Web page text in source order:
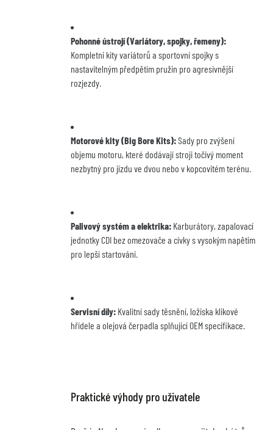
Pohonné ústrojí (Variátory, spojky, řemeny):
Kompletní kity variátorů a sportovní spojky s
nastavitelným předpětím pružin pro agresivnější
rozjezdy.
Motorové kity (Big Bore Kits): Sady pro zvýšení
objemu motoru, které dodávají stroji točivý moment
nezbytný pro jízdu ve dvou nebo v kopcovitém terénu.
Palivový systém a elektrika: Karburátory, zapalovací
jednotky CDI bez omezovače a cívky s vysokým napětím
pro lepší startování.
Servisní díly: Kvalitní sady těsnění, ložiska klikové
hřídele a olejová čerpadla splňující OEM specifikace.
Praktické výhody pro uživatele